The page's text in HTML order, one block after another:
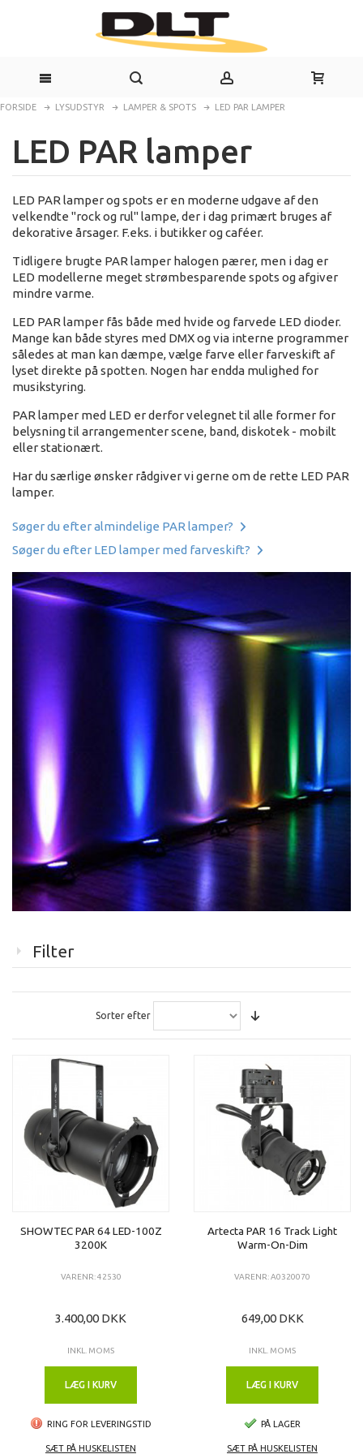
FORSIDE LYSUDSTYR LAMPER & SPOTS LED PAR LAMPER
LED PAR lamper
LED PAR lamper og spots er en moderne udgave af den
velkendte "rock og rul" lampe, der i dag primært bruges af
dekorative årsager. F.eks. i butikker og caféer.
Tidligere brugte PAR lamper halogen pærer, men i dag er
LED modellerne meget strømbesparende spots og afgiver
mindre varme.
LED PAR lamper fås både med hvide og farvede LED dioder.
Mange kan både styres med DMX og via interne programmer
således at man kan dæmpe, vælge farve eller farveskift af
lyset direkte på spotten. Nogen har endda mulighed for
musikstyring.
PAR lamper med LED er derfor velegnet til alle former for
belysning til arrangementer scene, band, diskotek - mobilt
eller stationært.
Har du særlige ønsker rådgiver vi gerne om de rette LED PAR
lamper.
Søger du efter almindelige PAR lamper?
Søger du efter LED lamper med farveskift?
Filter
Sorter efter
SHOWTEC PAR 64 LED-100Z
3200K
VARENR: 42530
3.400,00 DKK
INKL. MOMS
LÆG I KURV
RING FOR LEVERINGSTID
SÆT PÅ HUSKELISTEN
Artecta PAR 16 Track Light
Warm-On-Dim
VARENR: A0320070
649,00 DKK
INKL. MOMS
LÆG I KURV
PÅ LAGER
SÆT PÅ HUSKELISTEN